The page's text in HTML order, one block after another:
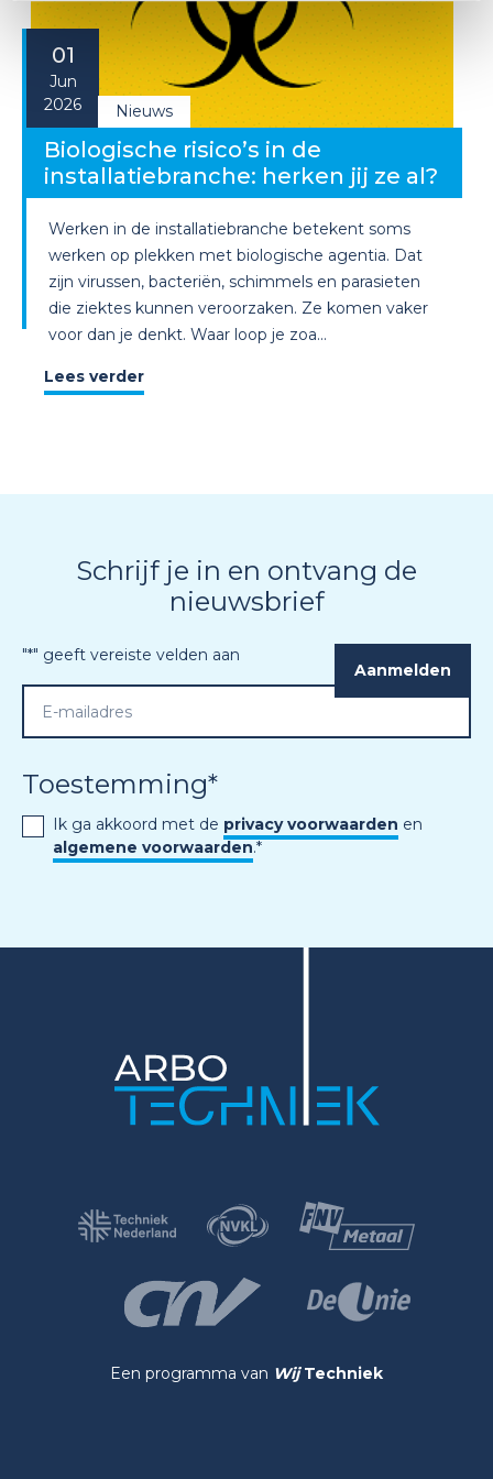
01
Jun
2026
Nieuws
Biologische risico’s in de
installatiebranche: herken jij ze al?
Werken in de installatiebranche betekent soms
werken op plekken met biologische agentia. Dat
zijn virussen, bacteriën, schimmels en parasieten
die ziektes kunnen veroorzaken. Ze komen vaker
voor dan je denkt. Waar loop je zoa...
Lees verder
Schrijf je in en ontvang de
nieuwsbrief
"*" geeft vereiste velden aan
Toestemming*
Ik ga akkoord met de privacy voorwaarden en
algemene voorwaarden.*
Een programma van Wij Techniek